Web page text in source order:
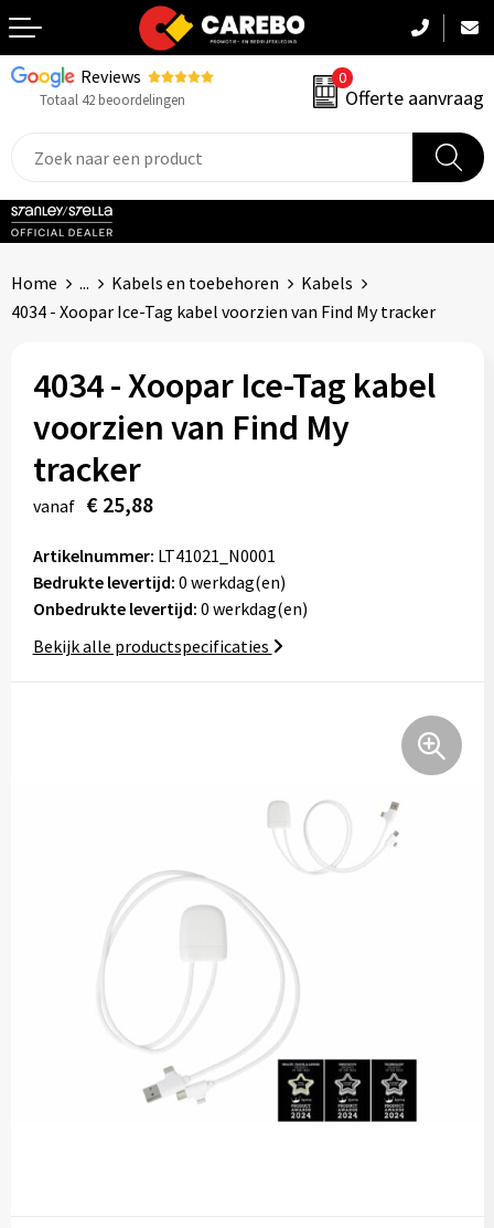
Reviews
Totaal 42 beoordelingen
0
Offerte aanvraag
Terug
Sportkleding
Handdoeken & Dekens
Kinderkleding
Tassen
Relatiegeschenken
Home ... Kabels en toebehoren
Kabels
4034 - Xoopar Ice-Tag kabel voorzien van Find My tracker
4034 - Xoopar Ice-Tag kabel
voorzien van Find My
tracker
vanaf € 25,88
Artikelnummer: LT41021_N0001
Bedrukte levertijd: 0 werkdag(en)
Onbedrukte levertijd: 0 werkdag(en)
Bekijk alle productspecificaties